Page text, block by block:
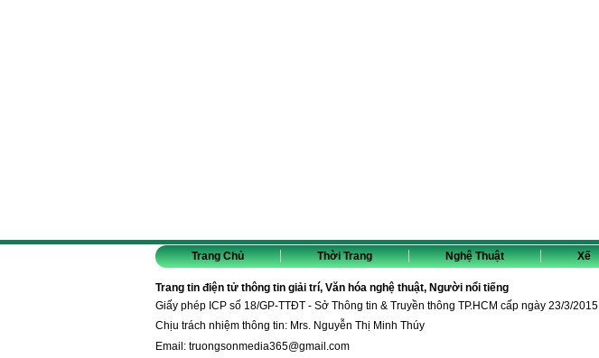
Trang Chủ Thời Trang Nghệ Thuật Xế
Trang tin điện tử thông tin giải trí, Văn hóa nghệ thuật, Người nổi tiếng
Giấy phép ICP số 18/GP-TTĐT - Sở Thông tin & Truyền thông TP.HCM cấp ngày 23/3/2015
Chịu trách nhiệm thông tin: Mrs. Nguyễn Thị Minh Thúy
Email: truongsonmedia365@gmail.com